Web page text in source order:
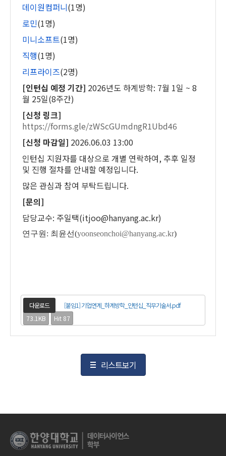
데이원컴퍼니(1명)
로민(1명)
미니소프트(1명)
직행(1명)
리프라이즈(2명)
[인턴십 예정 기간] 2026년도 하계방학: 7월 1일 ~ 8
월 25일(8주간)
[신청 링크]
https://forms.gle/zWScGUmdngR1Ubd46
[신청 마감일] 2026.06.03 13:00
인턴십 지원자를 대상으로 개별 연락하여, 추후 일정
및 진행 절차를 안내할 예정입니다.
많은 관심과 참여 부탁드립니다.
[문의]
담당교수: 주일택(itjoo@hanyang.ac.kr)
연구원 : 최윤선(yoonseonchoi@hanyang.ac.kr)
다운로드
[붙임1] 기업연계_하계방학_인턴십_직무기술서.pdf
73.1KB
Hit 87
리스트보기